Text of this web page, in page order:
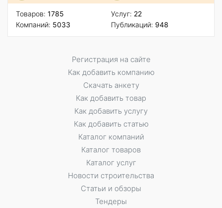
Товаров: 1785
Компаний: 5033
Услуг: 22
Публикаций: 948
Регистрация на сайте
Как добавить компанию
Скачать анкету
Как добавить товар
Как добавить услугу
Как добавить статью
Каталог компаний
Каталог товаров
Каталог услуг
Новости строительства
Статьи и обзоры
Тендеры